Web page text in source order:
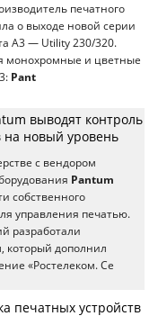
печатного
о выходе новой серии
А3 — Utility 230/320.
монохромные и цветные
Pant
выводят контроль
на новый уровень
с вендором
Pantum
собственного
управления печатью.
разработали
который дополнил
«Ростелеком. Се
печатных устройств